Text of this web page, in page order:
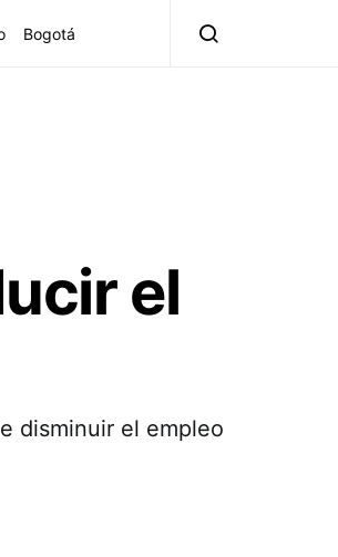
Bogotá
el
disminuir el empleo